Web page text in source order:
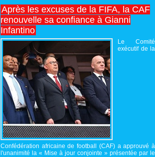
Après les excuses de la FIFA, la CAF
renouvelle sa confiance à Gianni
Infantino
Le Comité
exécutif de la
Confédération africaine de football (CAF) a approuvé à
l'unanimité la « Mise à jour conjointe » présentée par le